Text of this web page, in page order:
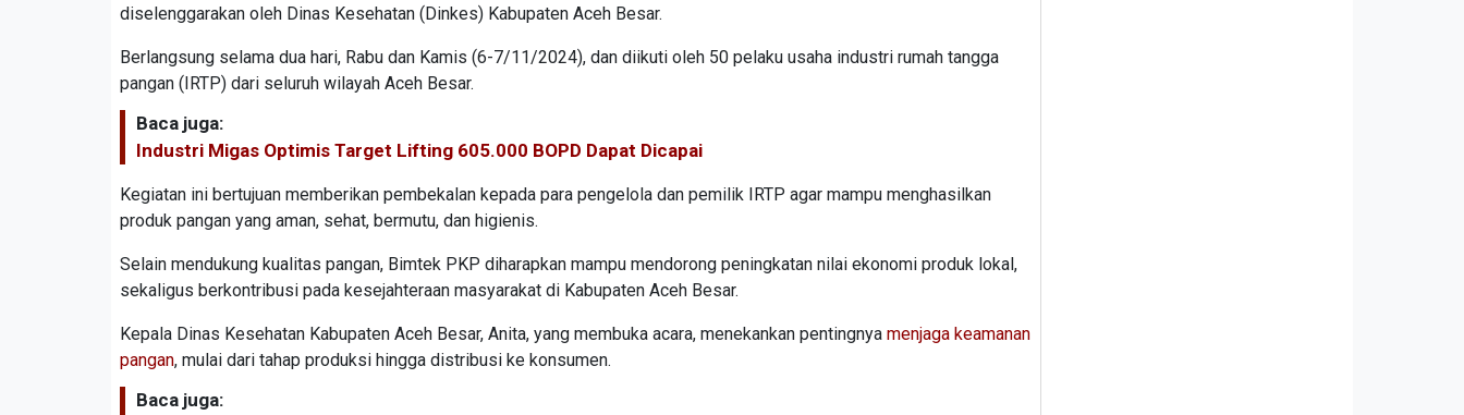
diselenggarakan oleh Dinas Kesehatan (Dinkes) Kabupaten Aceh Besar.
Berlangsung selama dua hari, Rabu dan Kamis (6-7/11/2024), dan diikuti oleh 50 pelaku usaha industri rumah tangga
pangan (IRTP) dari seluruh wilayah Aceh Besar.
Baca juga:
Industri Migas Optimis Target Lifting 605.000 BOPD Dapat Dicapai
Kegiatan ini bertujuan memberikan pembekalan kepada para pengelola dan pemilik IRTP agar mampu menghasilkan
produk pangan yang aman, sehat, bermutu, dan higienis.
Selain mendukung kualitas pangan, Bimtek PKP diharapkan mampu mendorong peningkatan nilai ekonomi produk lokal,
sekaligus berkontribusi pada kesejahteraan masyarakat di Kabupaten Aceh Besar.
Kepala Dinas Kesehatan Kabupaten Aceh Besar, Anita, yang membuka acara, menekankan pentingnya menjaga keamanan
pangan, mulai dari tahap produksi hingga distribusi ke konsumen.
Baca juga: